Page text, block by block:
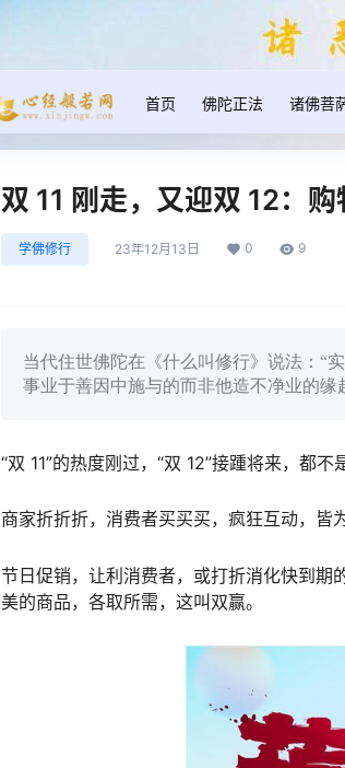
首页 佛陀正法 诸佛菩
双 11 刚走，又迎双 12：
学佛修行 23年12月13日 0 9
当代住世佛陀在《什么叫修行》说法：“
事业于善因中施与的而非他造不净业的
“双 11”的热度刚过，“双 12”接踵将来，都不
商家折折折，消费者买买买，疯狂互动，皆
节日促销，让利消费者，或打折消化快到期
美的商品，各取所需，这叫双赢。